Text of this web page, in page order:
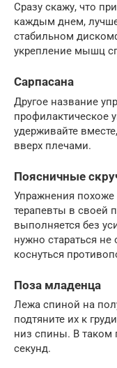
Сразу скажу, что
каждым днем,
стабильном
укрепление мышц
Сарпасана
Другое название
профилактическое
удерживайте
вверх плечами.
Поясничные
Упражнения
терапевты в своей
выполняется без
нужно стараться
коснуться
Поза младенца
Лежа спиной на
подтяните их к
низ спины. В таком
секунд.